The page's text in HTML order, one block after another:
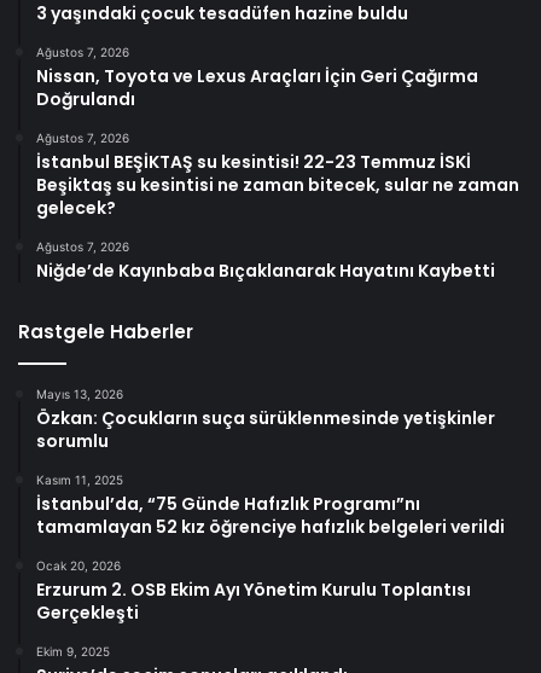
3 yaşındaki çocuk tesadüfen hazine buldu
Ağustos 7, 2026
Nissan, Toyota ve Lexus Araçları İçin Geri Çağırma
Doğrulandı
Ağustos 7, 2026
İstanbul BEŞİKTAŞ su kesintisi! 22-23 Temmuz İSKİ
Beşiktaş su kesintisi ne zaman bitecek, sular ne zaman
gelecek?
Ağustos 7, 2026
Niğde’de Kayınbaba Bıçaklanarak Hayatını Kaybetti
Rastgele Haberler
Mayıs 13, 2026
Özkan: Çocukların suça sürüklenmesinde yetişkinler
sorumlu
Kasım 11, 2025
İstanbul’da, “75 Günde Hafızlık Programı”nı
tamamlayan 52 kız öğrenciye hafızlık belgeleri verildi
Ocak 20, 2026
Erzurum 2. OSB Ekim Ayı Yönetim Kurulu Toplantısı
Gerçekleşti
Ekim 9, 2025